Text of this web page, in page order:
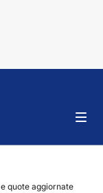
quote aggiornate